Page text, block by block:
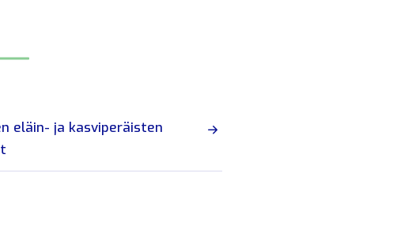
eläin- ja kasviperäisten